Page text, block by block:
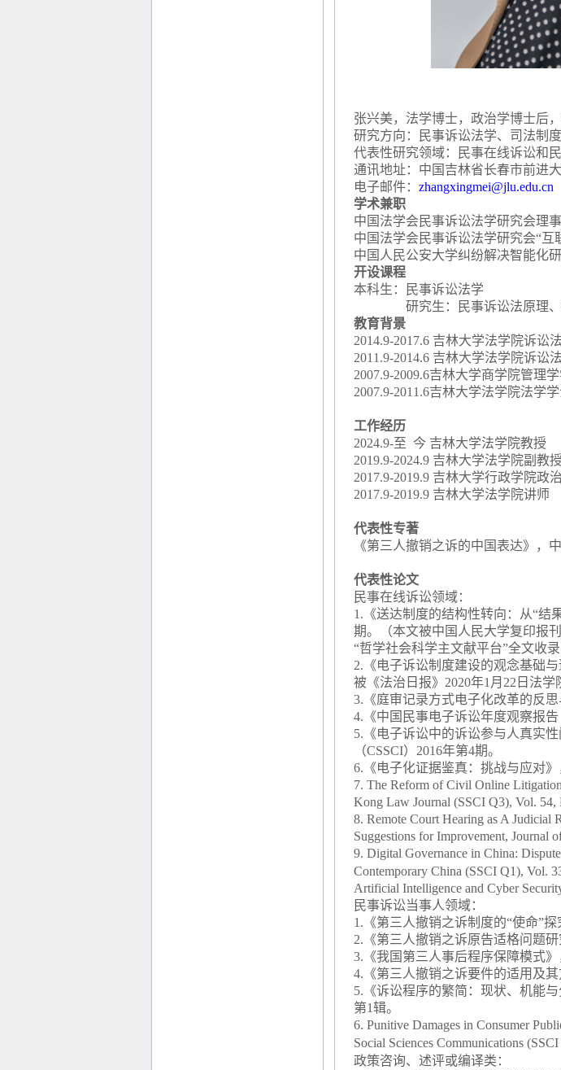
张兴美，法学博士，政治学博士后
研究方向：民事诉讼法学、司法制
代表性研究领域：民事在线诉讼和
通讯地址：中国吉林省长春市前进
电子邮件： zhangxingmei@jlu.edu.cn
学术兼职
中国法学会民事诉讼法学研究会理事
中国法学会民事诉讼法学研究会“互
中国人民公安大学纠纷解决智能化
开设课程
本科生：民事诉讼法学
研究生：民事诉讼法原理
教育背景
2014.9-2017.6 吉林大学法学院诉讼
2011.9-2014.6 吉林大学法学院诉讼
2007.9-2009.6吉林大学商学院管理
2007.9-2011.6吉林大学法学院法学
工作经历
2024.9-至 今 吉林大学法学院教授
2019.9-2024.9 吉林大学法学院副教授
2017.9-2019.9 吉林大学行政学院政
2017.9-2019.9 吉林大学法学院讲师
代表性专著
《第三人撤销之诉的中国表达》，
代表性论文
民事在线诉讼领域：
1 . 《送达制度的结构性转向：从“结
期。（本文被中国人民大学复印报
“哲学社会科学主文献平台”全文收录
2. 《电子诉讼制度建设的观念基础
被《法治日报》 2020年1 月 22 日法学
3. 《庭审记录方式电子化改革的反
4. 《中国民事电子诉讼年度观察报告
5. 《电子诉讼中的诉讼参与人真实
（CSSCI） 2016年第4期。
6. 《电子化证据鉴真：挑战与应对
7. The Reform of Civil Online
Kong Law Journal (SSCI Q3), Vol. 54,
8. Remote Court Hearing as A Judicial
Suggestions for Improvement, Journal
9. Digital Governance in China:
Contemporary China (SSCI Q1), Vol.
Artificial Intelligence and Cyber
民事诉讼当事人领域：
1. 《第三人撤销之诉制度的“使命”
2. 《第三人撤销之诉原告适格问题
3. 《我国第三人事后程序保障模式
4. 《第三人撤销之诉要件的适用及
5. 《诉讼程序的繁简：现状、机能
第1辑。
6. Punitive Damages in Consumer
Social Sciences Communications
政策咨询、述评或编译类：